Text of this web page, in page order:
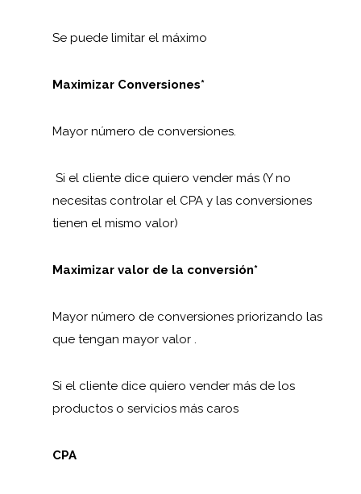
Se puede limitar el máximo
Maximizar Conversiones*
Mayor número de conversiones.
Si el cliente dice quiero vender más (Y no
necesitas controlar el CPA y las conversiones
tienen el mismo valor)
Maximizar valor de la conversión*
Mayor número de conversiones priorizando las
que tengan mayor valor .
Si el cliente dice quiero vender más de los
productos o servicios más caros
CPA